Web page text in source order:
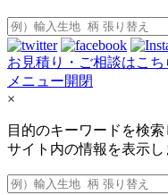
お見積り・ご相談はこち
メニュー開閉
×
目的のキーワードを検索
サイト内の情報を表示し